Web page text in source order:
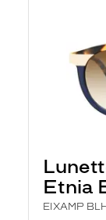
Etnia
EIXAMP